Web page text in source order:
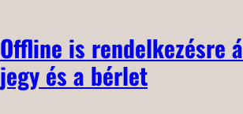
Offline is rendelkezésre
jegy és a bérlet